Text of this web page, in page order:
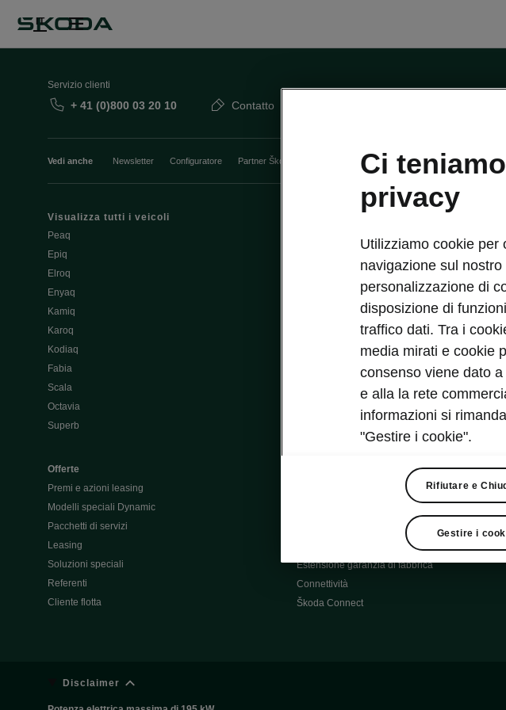
IT
Servizio clienti
+ 41 (0)800 03 20 10 Contatto
Vedi anche Newsletter Configuratore Partner Škoda
Visualizza tutti i veicoli
Peaq
Epiq
Elroq
Enyaq
Kamiq
Karoq
Kodiaq
Fabia
Scala
Octavia
Superb
Offerte
Premi e azioni leasing
Modelli speciali Dynamic
Pacchetti di servizi
Leasing
Soluzioni speciali
Referenti
Cliente flotta
Trucchi e suggerimenti
Aggiornamento software
Aggiornamento software ME3.7
Ricarica pubblica
Ricaricare a casa
Batteria e autonomia
Škoda Vision O
Škoda Vision 7S
Estensione garanzia di fabbrica
Connettività
Škoda Connect
Disclaimer
Ci
privacy
Utilizziamo cookie per
navigazione sul
personalizzazione di
disposizione di
traffico dati. Tra i
media mirati e cookie
consenso viene dato
e alla la rete
informazioni si
"Gestire i cookie".
Rifiutare e
Gestire i